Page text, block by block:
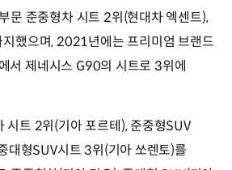
문 준중형차 시트 2위(현대차 엑센트),
했으며, 2021년에는 프리미엄 브랜드
서 제네시스 G90의 시트로 3위에
트 2위(기아 포르테), 준중형SUV
대형SUV시트 3위(기아 쏘렌토)를